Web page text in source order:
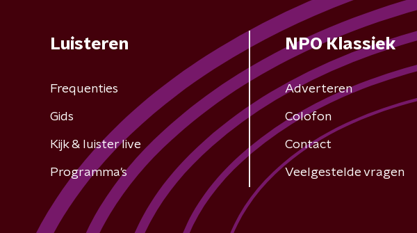
Luisteren
Frequenties
Gids
Kijk & luister live
Programma's
NPO Klassiek
Adverteren
Colofon
Contact
Veelgestelde vragen